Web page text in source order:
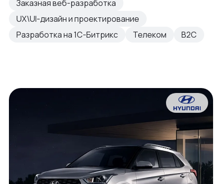
Заказная веб-разработка
UX\UI-дизайн и проектирование
Разработка на 1С-Битрикс
Телеком B2C